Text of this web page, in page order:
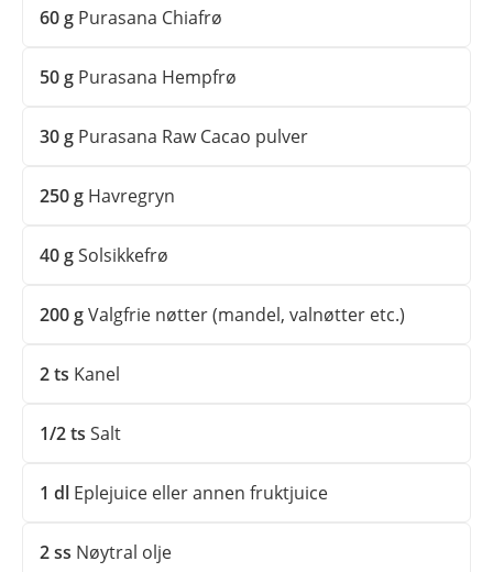
60g Purasana Chiafrø
50g Purasana Hempfrø
30g Purasana Raw Cacao pulver
250g Havregryn
40gSolsikkefrø
200gValgfrie nøtter (mandel, valnøtter etc.)
2ts Kanel
1/2ts Salt
1 dl Eplejuice eller annen fruktjuice
2ss Nøytral olje